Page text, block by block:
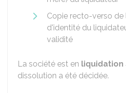
Copie recto-verso
d'identité du
validité
La société est en liquidation
dissolution a été décidée.